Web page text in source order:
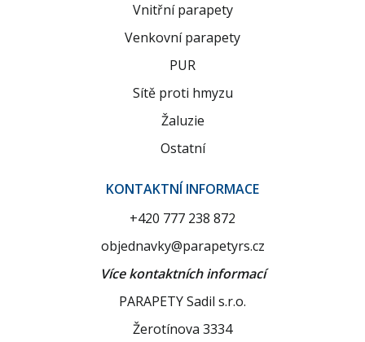
Vnitřní parapety
Venkovní parapety
PUR
Sítě proti hmyzu
Žaluzie
Ostatní
KONTAKTNÍ INFORMACE
+420 777 238 872
objednavky@parapetyrs.cz
Více kontaktních informací
PARAPETY Sadil s.r.o.
Žerotínova 3334